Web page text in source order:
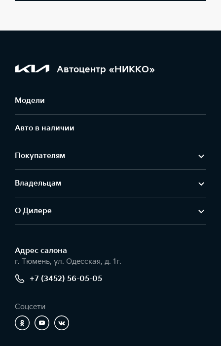
Автоцентр «НИККО»
Модели
Авто в наличии
Покупателям
Владельцам
О Дилере
Адрес салонa
г. Тюмень, ул. Одесская, д. 1г.
+7 (3452) 56-05-05
Соцсети